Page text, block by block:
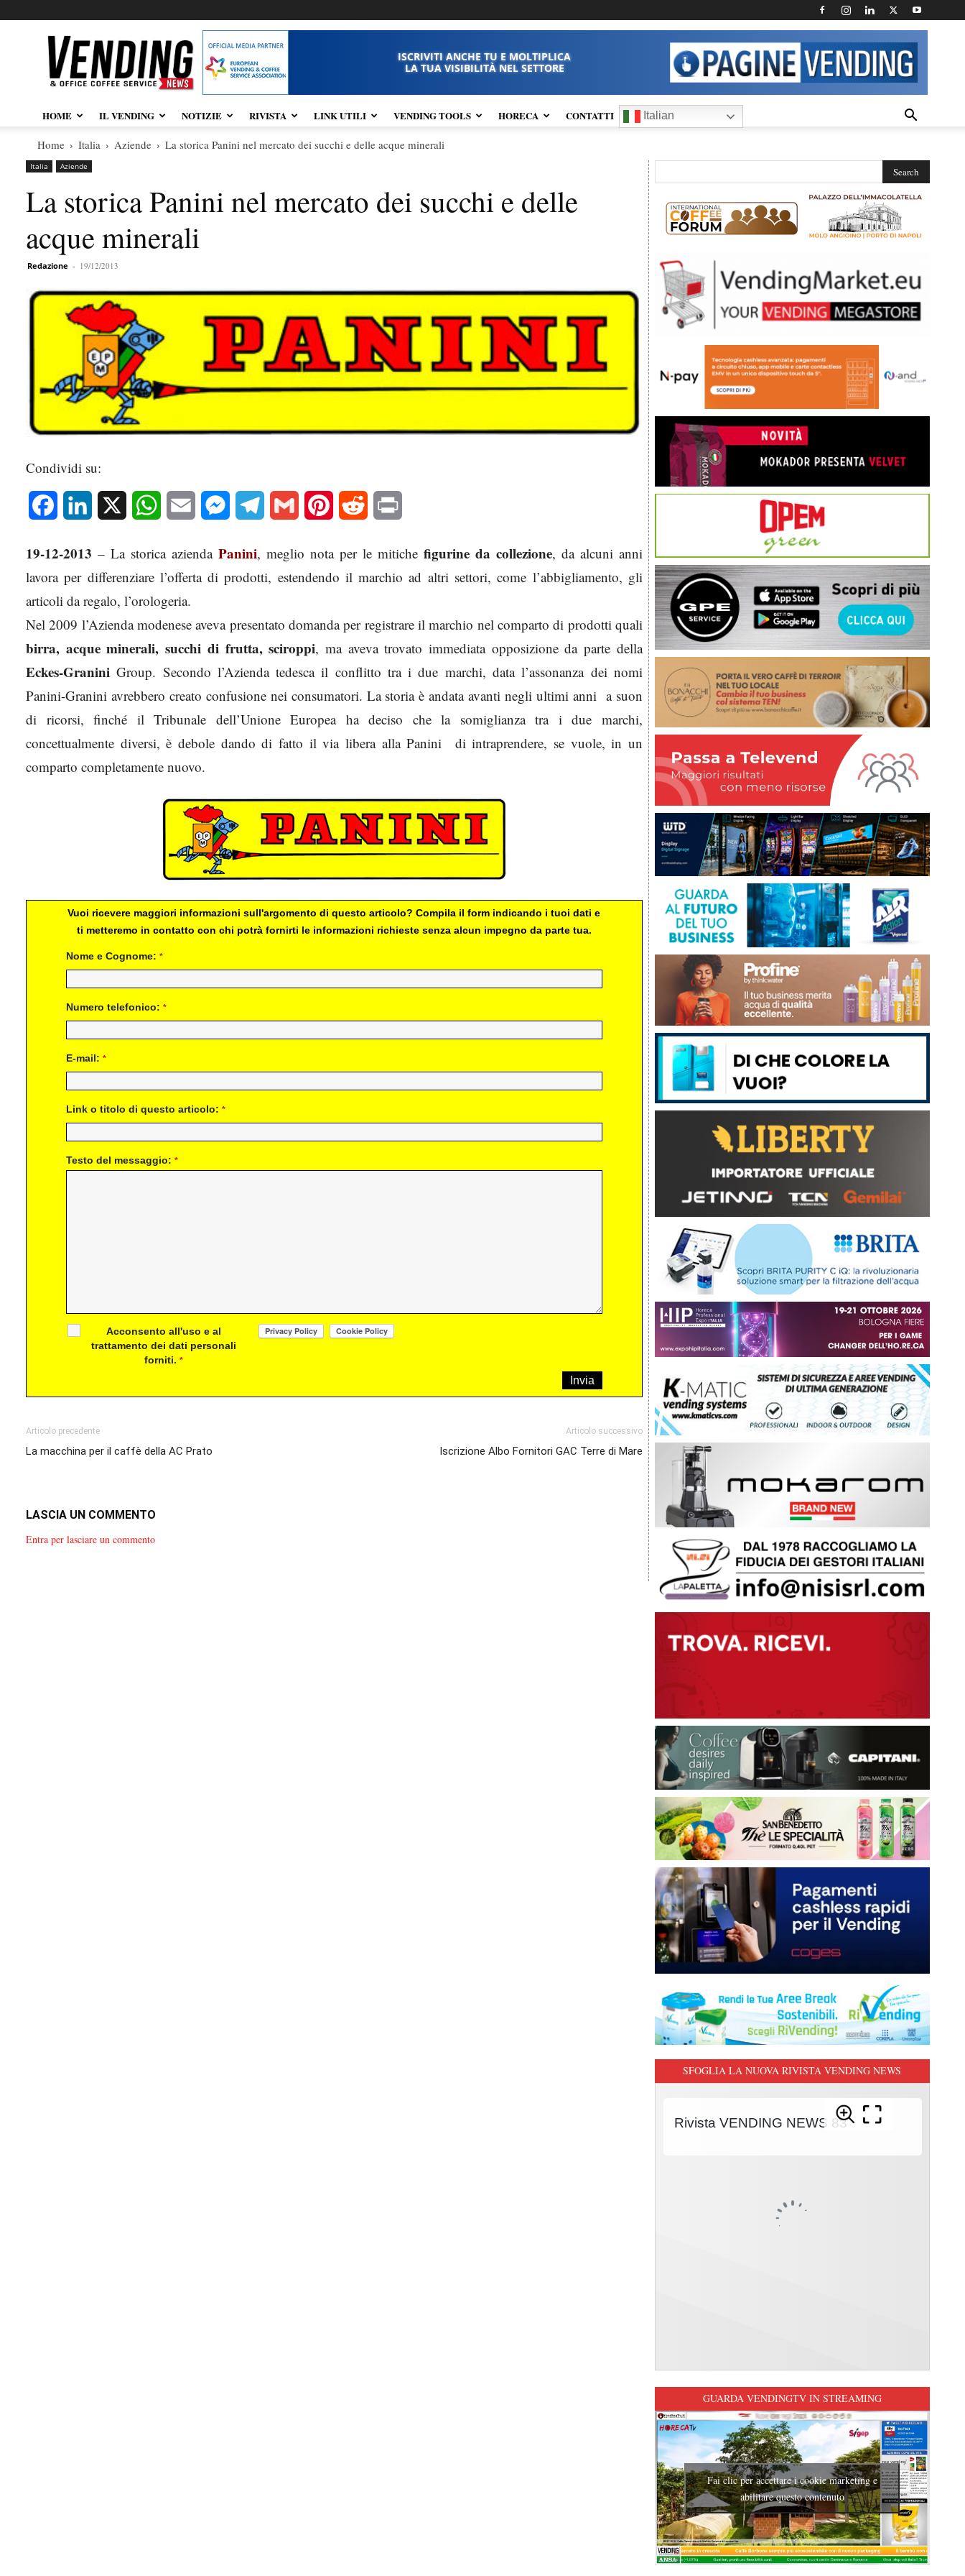
Vendingnews.it
ISCRIVITI ANCHE TU E MOLTIPLICA
LA TUA VISIBILITÀ NEL SETTORE
HOME IL VENDING NOTIZIE RIVISTA LINK UTILI VENDING TOOLS HORECA CONTATTI Italian
Home Italia Aziende La storica Panini nel mercato dei succhi e delle acque minerali
Italia Aziende
La storica Panini nel mercato dei succhi e delle
acque minerali
Redazione - 19/12/2013
Condividi su:
Facebook LinkedIn WhatsAppEmail MessengerTelegram Gmail Pinterest Reddit
19-12-2013 – La storica azienda Panini, meglio nota per le mitiche figurine da collezione, da alcuni anni
lavora per differenziare l’offerta di prodotti, estendendo il marchio ad altri settori, come l’abbigliamento, gli
articoli da regalo, l’orologeria.
Nel 2009 l’Azienda modenese aveva presentato domanda per registrare il marchio nel comparto di prodotti quali
birra, acque minerali, succhi di frutta, sciroppi, ma aveva trovato immediata opposizione da parte della
Eckes-Granini Group. Secondo l’Azienda tedesca il conflitto tra i due marchi, data l’assonanza dei nomi
Panini-Granini avrebbero creato confusione nei consumatori. La storia è andata avanti negli ultimi anni a suon
di ricorsi, finché il Tribunale dell’Unione Europea ha deciso che la somiglianza tra i due marchi,
concettualmente diversi, è debole dando di fatto il via libera alla Panini di intraprendere, se vuole, in un
comparto completamente nuovo.
Vuoi ricevere maggiori informazioni sull'argomento di questo articolo? Compila il form indicando i tuoi dati e
ti metteremo in contatto con chi potrà fornirti le informazioni richieste senza alcun impegno da parte tua.
Nome e Cognome: *
Numero telefonico: *
E-mail: *
Link o titolo di questo articolo: *
Testo del messaggio: *
Acconsento all'uso e al
trattamento dei dati personali
forniti.*
Articolo precedente
La macchina per il caffè della AC Prato
Articolo successivo
Iscrizione Albo Fornitori GAC Terre di Mare
LASCIA UN COMMENTO
Entra per lasciare un commento
SFOGLIA LA NUOVA RIVISTA VENDING NEWS
GUARDA VENDINGTV IN STREAMING
Fai clic per accettare i cookie marketing e
abilitare questo contenuto